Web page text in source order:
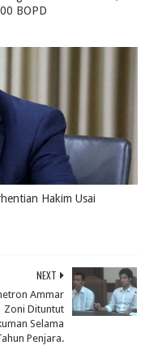
BOPD
Hakim Usai
NEXT
Ammar
Zoni Dituntut
Selama
Penjara.